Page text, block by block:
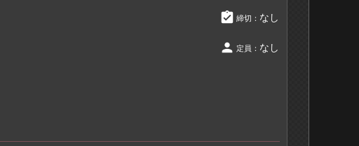
assignment_turned_in 締切： なし
person 定員： なし